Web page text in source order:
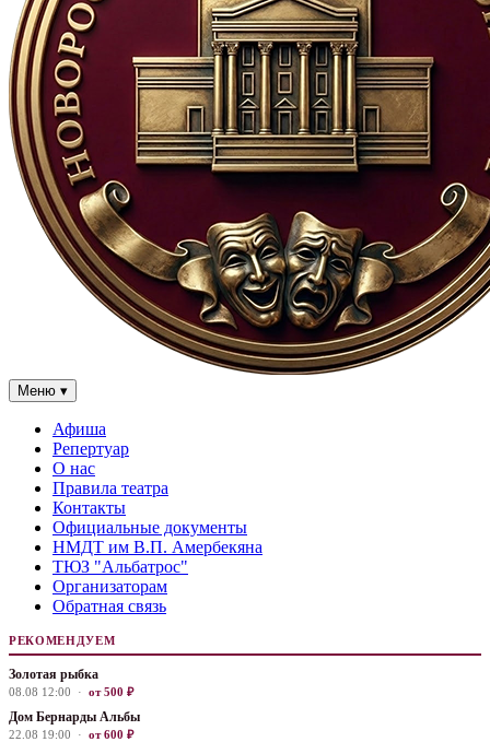
Меню ▾
Афиша
Репертуар
О нас
Правила театра
Контакты
Официальные документы
НМДТ им В.П. Амербекяна
ТЮЗ "Альбатрос"
Организаторам
Обратная связь
РЕКОМЕНДУЕМ
Золотая рыбка
08.08 12:00 · от 500 ₽
Дом Бернарды Альбы
22.08 19:00 · от 600 ₽